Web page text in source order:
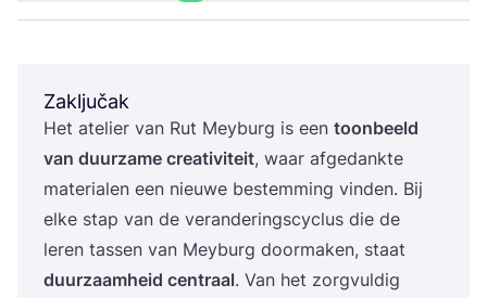
Zaključak
Het ate­li­er van Rut Meyburg is een toon­be­eld
van duur­za­me cre­ati­vi­te­it, waar afge­dan­k­te
mate­ri­alen een nieuwe bes­tem­ming vin­den. Bij
elke stap van de veran­de­rin­g­s­cy­clus die de
leren tassen van Meyburg door­ma­ken, sta­at
duur­za­am­he­id cen­tra­al. Van het zor­gvul­dig